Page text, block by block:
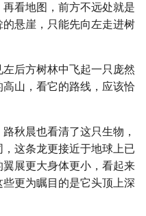
看地图，前方不远处就是
悬崖，只能先向左走进树
后方树林中飞起一只庞然
山，看它的路线，应该恰
秋晨也看清了这只生物，
这条龙更接近于地球上已
展更大身体更小，看起来
更为瞩目的是它头顶上深